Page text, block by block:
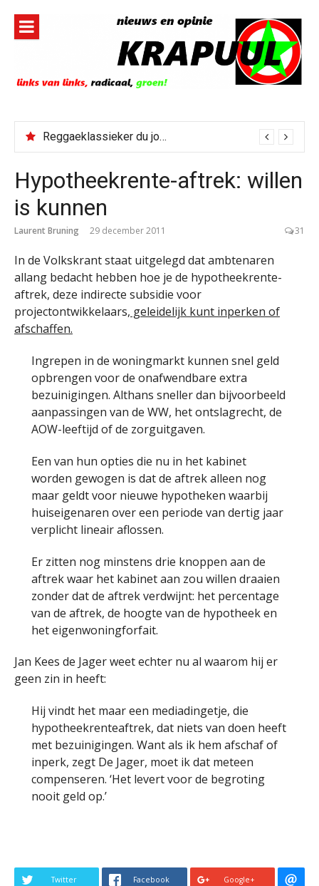
inhoud
Reggaeklassieker du jour: Revolution
Hypotheekrente-aftrek: willen
is kunnen
Laurent Bruning 29 december 2011 31
In de Volkskrant staat uitgelegd dat ambtenaren
allang bedacht hebben hoe je de hypotheekrente-
aftrek, deze indirecte subsidie voor
projectontwikkelaars, geleidelijk kunt inperken of
afschaffen.
Ingrepen in de woningmarkt kunnen snel geld
opbrengen voor de onafwendbare extra
bezuinigingen. Althans sneller dan bijvoorbeeld
aanpassingen van de WW, het ontslagrecht, de
AOW-leeftijd of de zorguitgaven.
Een van hun opties die nu in het kabinet
worden gewogen is dat de aftrek alleen nog
maar geldt voor nieuwe hypotheken waarbij
huiseigenaren over een periode van dertig jaar
verplicht lineair aflossen.
Er zitten nog minstens drie knoppen aan de
aftrek waar het kabinet aan zou willen draaien
zonder dat de aftrek verdwijnt: het percentage
van de aftrek, de hoogte van de hypotheek en
het eigenwoningforfait.
Jan Kees de Jager weet echter nu al waarom hij er
geen zin in heeft:
Hij vindt het maar een mediadingetje, die
hypotheekrenteaftrek, dat niets van doen heeft
met bezuinigingen. Want als ik hem afschaf of
inperk, zegt De Jager, moet ik dat meteen
compenseren. ‘Het levert voor de begroting
nooit geld op.’
Twitter Facebook Google+